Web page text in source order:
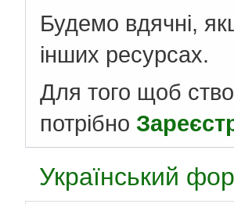
Будемо вдячні,
інших ресурсах.
Для того щоб
потрібно
Український